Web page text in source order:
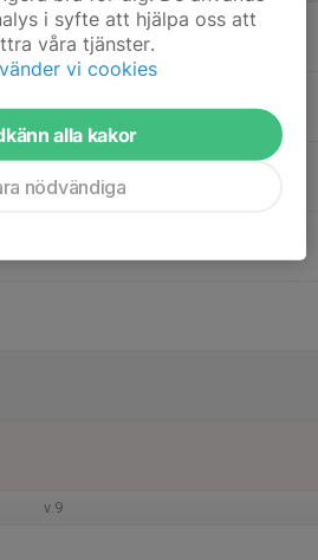
Vårgårda
v.9
i syfte att hjälpa oss att
våra tjänster.
vi cookies
alla kakor
nödvändiga